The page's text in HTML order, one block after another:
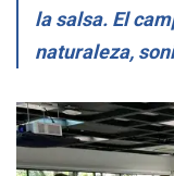
la salsa. El
naturaleza,